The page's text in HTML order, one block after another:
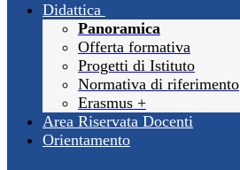
Didattica
Panoramica
Offerta formativa
Progetti di Istituto
Normativa di riferimento
Erasmus +
Area Riservata Docenti
Orientamento